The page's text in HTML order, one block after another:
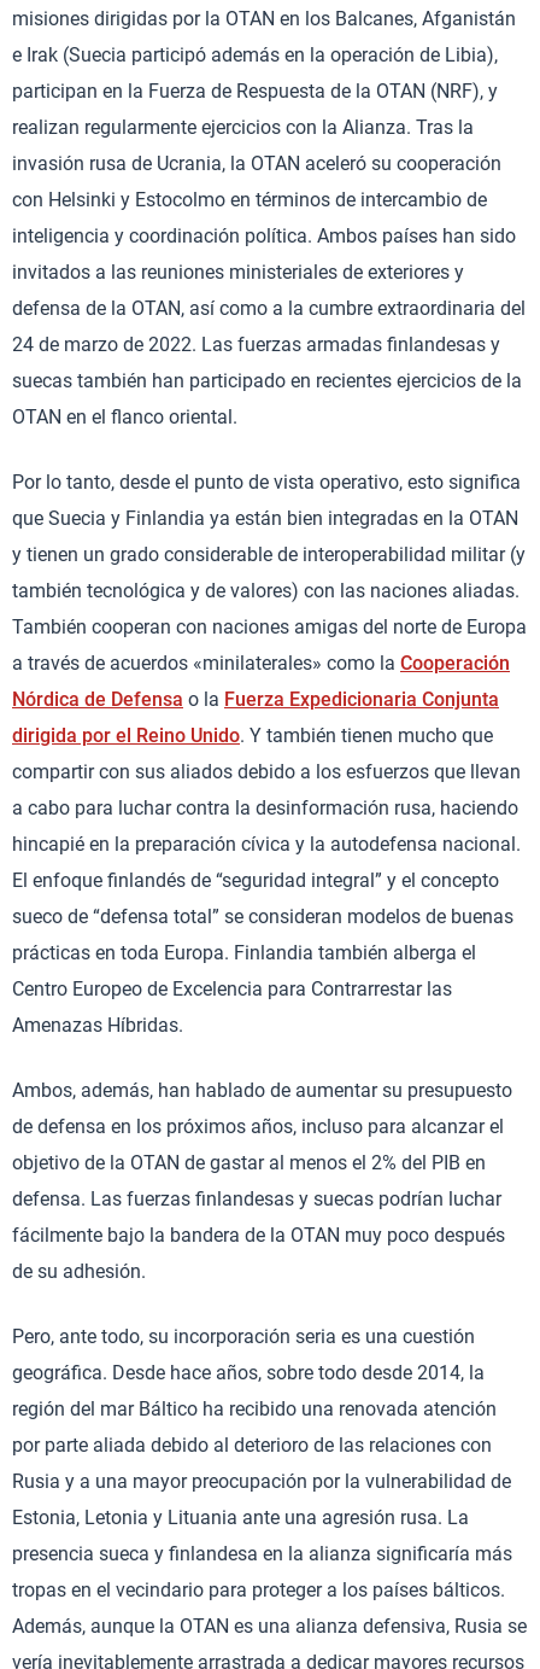
misiones dirigidas por la OTAN en los Balcanes, Afganistán
e Irak (Suecia participó además en la operación de Libia),
participan en la Fuerza de Respuesta de la OTAN (NRF), y
realizan regularmente ejercicios con la Alianza. Tras la
invasión rusa de Ucrania, la OTAN aceleró su cooperación
con Helsinki y Estocolmo en términos de intercambio de
inteligencia y coordinación política. Ambos países han sido
invitados a las reuniones ministeriales de exteriores y
defensa de la OTAN, así como a la cumbre extraordinaria del
24 de marzo de 2022. Las fuerzas armadas finlandesas y
suecas también han participado en recientes ejercicios de la
OTAN en el flanco oriental.
Por lo tanto, desde el punto de vista operativo, esto significa
que Suecia y Finlandia ya están bien integradas en la OTAN
y tienen un grado considerable de interoperabilidad militar (y
también tecnológica y de valores) con las naciones aliadas.
También cooperan con naciones amigas del norte de Europa
a través de acuerdos «minilaterales» como la Cooperación
Nórdica de Defensa o la Fuerza Expedicionaria Conjunta
dirigida por el Reino Unido. Y también tienen mucho que
compartir con sus aliados debido a los esfuerzos que llevan
a cabo para luchar contra la desinformación rusa, haciendo
hincapié en la preparación cívica y la autodefensa nacional.
El enfoque finlandés de “seguridad integral” y el concepto
sueco de “defensa total” se consideran modelos de buenas
prácticas en toda Europa. Finlandia también alberga el
Centro Europeo de Excelencia para Contrarrestar las
Amenazas Híbridas.
Ambos, además, han hablado de aumentar su presupuesto
de defensa en los próximos años, incluso para alcanzar el
objetivo de la OTAN de gastar al menos el 2% del PIB en
defensa. Las fuerzas finlandesas y suecas podrían luchar
fácilmente bajo la bandera de la OTAN muy poco después
de su adhesión.
Pero, ante todo, su incorporación seria es una cuestión
geográfica. Desde hace años, sobre todo desde 2014, la
región del mar Báltico ha recibido una renovada atención
por parte aliada debido al deterioro de las relaciones con
Rusia y a una mayor preocupación por la vulnerabilidad de
Estonia, Letonia y Lituania ante una agresión rusa. La
presencia sueca y finlandesa en la alianza significaría más
tropas en el vecindario para proteger a los países bálticos.
Además, aunque la OTAN es una alianza defensiva, Rusia se
vería inevitablemente arrastrada a dedicar mayores recursos